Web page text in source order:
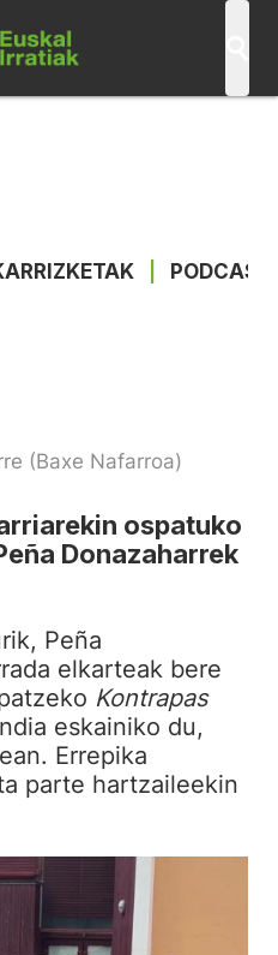
(Baxe Nafarroa)
ospatuko
Donazaharrek
Peña
elkarteak bere
Kontrapas
eskainiko du,
Errepika
parte hartzaileekin